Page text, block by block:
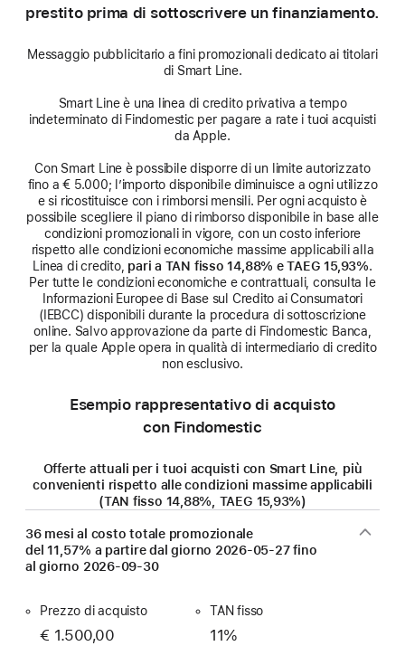
prestito prima di sottoscrivere un finanziamento.
Messaggio pubblicitario a fini promozionali dedicato ai titolari
di Smart Line.
Smart Line è una linea di credito privativa a tempo
indeterminato di Findomestic per pagare a rate i tuoi acquisti
da Apple.
Con Smart Line è possibile disporre di un limite autorizzato
fino a € 5.000; l’importo disponibile diminuisce a ogni utilizzo
e si ricostituisce con i rimborsi mensili. Per ogni acquisto è
possibile scegliere il piano di rimborso disponibile in base alle
condizioni promozionali in vigore, con un costo inferiore
rispetto alle condizioni economiche massime applicabili alla
Linea di credito, pari a TAN fisso 14,88% e TAEG 15,93%.
Per tutte le condizioni economiche e contrattuali, consulta le
Informazioni Europee di Base sul Credito ai Consumatori
(IEBCC) disponibili durante la procedura di sottoscrizione
online. Salvo approvazione da parte di Findomestic Banca,
per la quale Apple opera in qualità di intermediario di credito
non esclusivo.
Esempio rappresentativo di acquisto
con Findomestic
Offerte attuali per i tuoi acquisti con Smart Line, più
convenienti rispetto alle condizioni massime applicabili
(TAN fisso 14,88%, TAEG 15,93%)
36 mesi al costo totale promozionale
del 11,57% a partire dal giorno 2026-05-27fino
al giorno 2026-09-30
Prezzo di acquisto
€ 1.500,00
TAN fisso
11%